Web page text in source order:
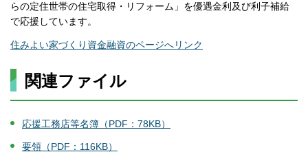
らの定住世帯の住宅取得・リフォーム」を優遇金利及び利子補給
で応援しています。
住みよい家づくり資金融資のページへリンク
関連ファイル
応援工務店等名簿（PDF：78KB）
要領（PDF：116KB）